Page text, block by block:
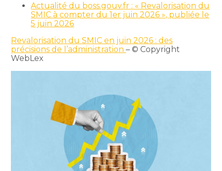
Actualité du boss.gouv.fr : « Revalorisation du
SMIC à compter du 1er juin 2026 », publiée le
5 juin 2026
Revalorisation du SMIC en juin 2026 : des
précisions de l’administration– © Copyright
WebLex